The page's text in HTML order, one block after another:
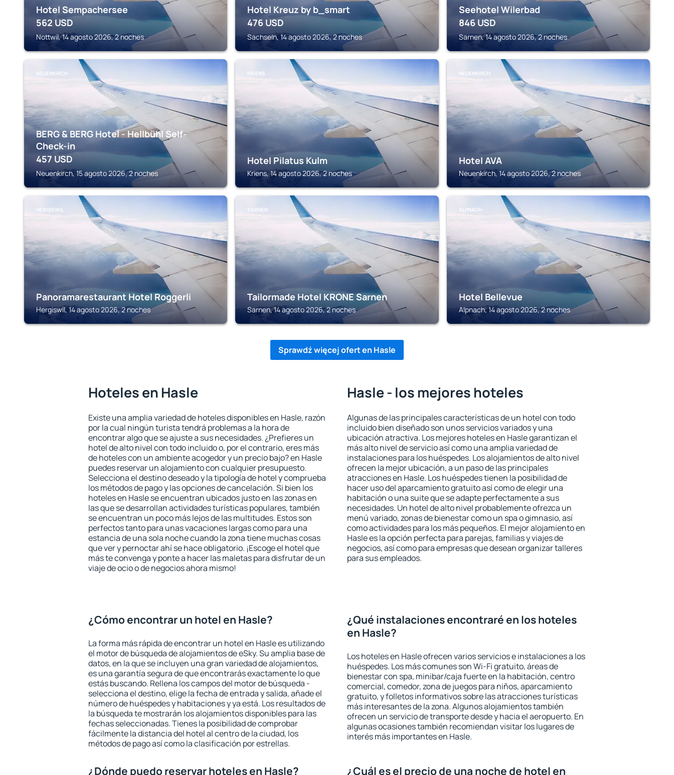
Hotel Sempachersee
562 USD
Nottwil, 14 agosto 2026, 2 noches
Hotel Kreuz by b_smart
476 USD
Sachseln, 14 agosto 2026, 2 noches
Seehotel Wilerbad
846 USD
Sarnen, 14 agosto 2026, 2 noches
NEUENKIRCH
BERG & BERG Hotel - Hellbühl Self-
Check-in
457 USD
Neuenkirch, 15 agosto 2026, 2 noches
KRIENS
Hotel Pilatus Kulm
Kriens, 14 agosto 2026, 2 noches
NEUENKIRCH
Hotel AVA
Neuenkirch, 14 agosto 2026, 2 noches
HERGISWIL
Panoramarestaurant Hotel Roggerli
Hergiswil, 14 agosto 2026, 2 noches
SARNEN
Tailormade Hotel KRONE Sarnen
Sarnen, 14 agosto 2026, 2 noches
ALPNACH
Hotel Bellevue
Alpnach, 14 agosto 2026, 2 noches
Sprawdź więcej ofert en Hasle
Hoteles en Hasle
Existe una amplia variedad de hoteles disponibles en Hasle, razón
por la cual ningún turista tendrá problemas a la hora de
encontrar algo que se ajuste a sus necesidades. ¿Prefieres un
hotel de alto nivel con todo incluido o, por el contrario, eres más
de hoteles con un ambiente acogedor y un precio bajo? en Hasle
puedes reservar un alojamiento con cualquier presupuesto.
Selecciona el destino deseado y la tipología de hotel y comprueba
los métodos de pago y las opciones de cancelación. Si bien los
hoteles en Hasle se encuentran ubicados justo en las zonas en
las que se desarrollan actividades turísticas populares, también
se encuentran un poco más lejos de las multitudes. Estos son
perfectos tanto para unas vacaciones largas como para una
estancia de una sola noche cuando la zona tiene muchas cosas
que ver y pernoctar ahí se hace obligatorio. ¡Escoge el hotel que
más te convenga y ponte a hacer las maletas para disfrutar de un
viaje de ocio o de negocios ahora mismo!
Hasle - los mejores hoteles
Algunas de las principales características de un hotel con todo
incluido bien diseñado son unos servicios variados y una
ubicación atractiva. Los mejores hoteles en Hasle garantizan el
más alto nivel de servicio así como una amplia variedad de
instalaciones para los huéspedes. Los alojamientos de alto nivel
ofrecen la mejor ubicación, a un paso de las principales
atracciones en Hasle. Los huéspedes tienen la posibilidad de
hacer uso del aparcamiento gratuito así como de elegir una
habitación o una suite que se adapte perfectamente a sus
necesidades. Un hotel de alto nivel probablemente ofrezca un
menú variado, zonas de bienestar como un spa o gimnasio, así
como actividades para los más pequeños. El mejor alojamiento en
Hasle es la opción perfecta para parejas, familias y viajes de
negocios, así como para empresas que desean organizar talleres
para sus empleados.
¿Cómo encontrar un hotel en Hasle?
La forma más rápida de encontrar un hotel en Hasle es utilizando
el motor de búsqueda de alojamientos de eSky. Su amplia base de
datos, en la que se incluyen una gran variedad de alojamientos,
es una garantía segura de que encontrarás exactamente lo que
estás buscando. Rellena los campos del motor de búsqueda -
selecciona el destino, elige la fecha de entrada y salida, añade el
número de huéspedes y habitaciones y ya está. Los resultados de
la búsqueda te mostrarán los alojamientos disponibles para las
fechas seleccionadas. Tienes la posibilidad de comprobar
fácilmente la distancia del hotel al centro de la ciudad, los
métodos de pago así como la clasificación por estrellas.
¿Qué instalaciones encontraré en los hoteles
en Hasle?
Los hoteles en Hasle ofrecen varios servicios e instalaciones a los
huéspedes. Los más comunes son Wi-Fi gratuito, áreas de
bienestar con spa, minibar/caja fuerte en la habitación, centro
comercial, comedor, zona de juegos para niños, aparcamiento
gratuito, y folletos informativos sobre las atracciones turísticas
más interesantes de la zona. Algunos alojamientos también
ofrecen un servicio de transporte desde y hacia el aeropuerto. En
algunas ocasiones también recomiendan visitar los lugares de
interés más importantes en Hasle.
¿Dónde puedo reservar hoteles en Hasle?
¿Cuál es el precio de una noche de hotel en